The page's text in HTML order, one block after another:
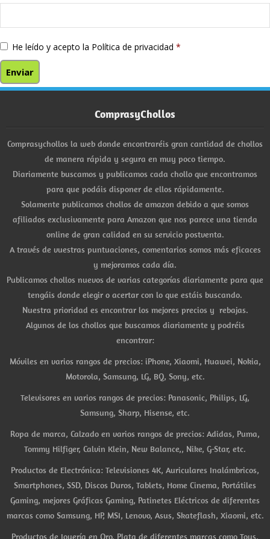
He leído y acepto la Política de privacidad *
ComprasyChollos
Comprasychollos la web donde encontraréis gran cantidad de chollos
de manera rápida y segura en muy poco tiempo.
Diariamente buscamos y publicamos cada chollo que encontramos
para que podáis disponer de ellos rápidamente.
Solamente publicamos chollos de amazon debido a que somos
afiliados exclusivamente para Amazon que nos parece una tienda
online de gran calidad en su servicio postventa.
A través de vuestras puntuaciones, comentarios somos más eficaces
y mejoramos cada día.
Publicamos chollos nuevos de varias categorías diariamente para que
tengáis donde elegir o acertar con lo que estáis buscando.
Nuestra prioridad es encontrar los mejores precios y rebajas.
Algunos de los chollos que buscamos diariamente y podréis
encontrar:
Móviles en varios rangos de precios: iPhone, Xiaomi, Huawei, Nokia,
Motorola, Samsung, LG, BQ, Sony, etc.
Televisores en varios rangos de precios: Panasonic, Philips, LG,
Samsung, Sharp, Hisense, etc.
Ropa de marca, Calzado en varios rangos de precios: Adidas, Puma,
Tommy Hilfiger, Calvin Klein, New Balance,, Nike, G-Star, etc.
Productos de Electrónica: Televisiones 4K, Auriculares Inalámbricos,
Smartphones, SSD, Discos Duros, Tablets, Home Cinema, Portátiles
Gaming, mejores Gráficas Gaming, Patinetes Eléctricos de diferentes
marcas como Samsung, HP, MSI, Lenovo, Asus, Skateflash, Xiaomi, etc.
Productos de Joyería en Oro, Plata de diferentes marcas como Tous,